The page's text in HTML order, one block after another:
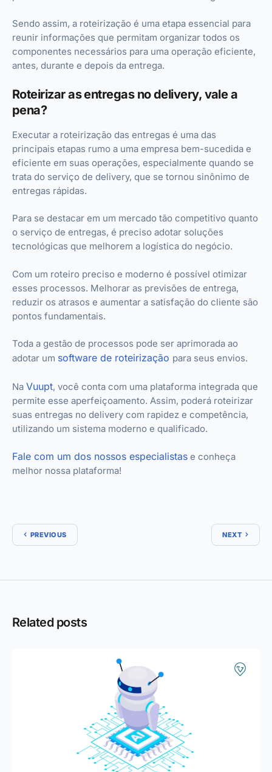
Sendo assim, a roteirização é uma etapa essencial para
reunir informações que permitam organizar todos os
componentes necessários para uma operação eficiente,
antes, durante e depois da entrega.
Roteirizar as entregas no delivery, vale a
pena?
Executar a roteirização das entregas é uma das
principais etapas rumo a uma empresa bem-sucedida e
eficiente em suas operações, especialmente quando se
trata do serviço de delivery, que se tornou sinônimo de
entregas rápidas.
Para se destacar em um mercado tão competitivo quanto
o serviço de entregas, é preciso adotar soluções
tecnológicas que melhorem a logística do negócio.
Com um roteiro preciso e moderno é possível otimizar
esses processos. Melhorar as previsões de entrega,
reduzir os atrasos e aumentar a satisfação do cliente são
pontos fundamentais.
Toda a gestão de processos pode ser aprimorada ao
adotar um software de roteirização para seus envios.
Na Vuupt, você conta com uma plataforma integrada que
permite esse aperfeiçoamento. Assim, poderá roteirizar
suas entregas no delivery com rapidez e competência,
utilizando um sistema moderno e qualificado.
Fale com um dos nossos especialistas e conheça
melhor nossa plataforma!
PREVIOUS NEXT
Related posts